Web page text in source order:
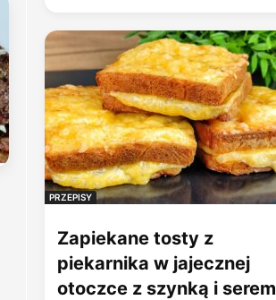
PRZEPISY
Zapiekane tosty z
piekarnika w jajecznej
otoczce z szynką i serem